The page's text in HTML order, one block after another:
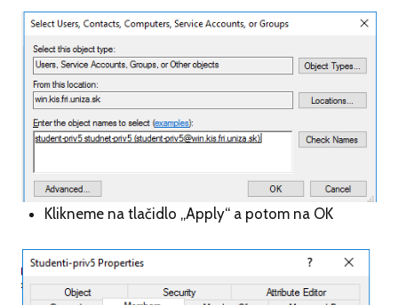
Klikneme na tlačidlo „Apply“ a potom na OK